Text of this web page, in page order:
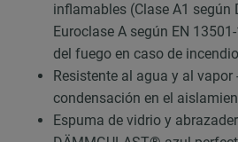
inflamables (Clase A1 según
Euroclase A según EN
del fuego en caso de incendio
Resistente al agua y al
condensación en el
Espuma de vidrio y